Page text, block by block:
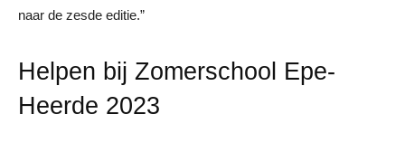
naar de zesde editie.”
Helpen bij Zomerschool Epe-
Heerde 2023